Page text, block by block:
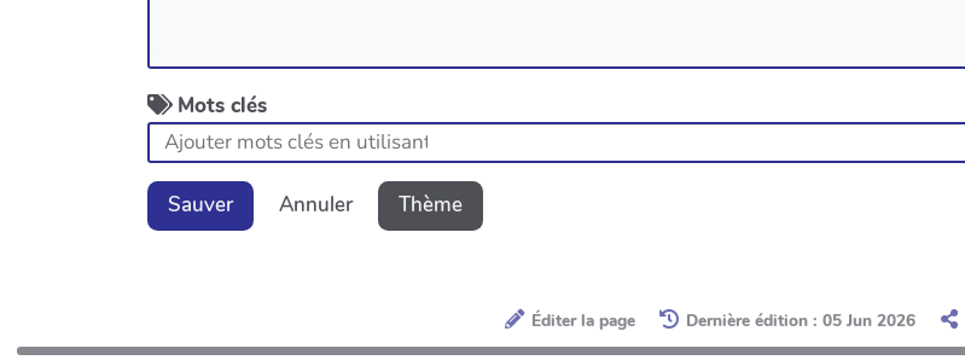
Mots clés
Sauver Annuler Thème
Éditer la page Dernière édition : 05 Jun 2026